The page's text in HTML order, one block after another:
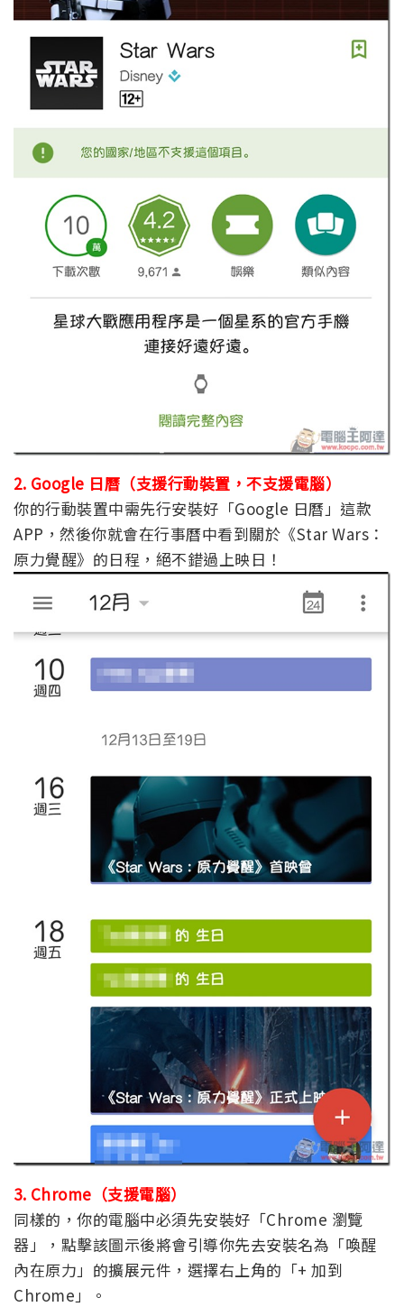
2. Google 日曆（支援行動裝置，不支援電腦）
你的行動裝置中需先行安裝好「Google 日曆」這款
APP，然後你就會在行事曆中看到關於《Star Wars：
原力覺醒》的日程，絕不錯過上映日！
3. Chrome（支援電腦）
同樣的，你的電腦中必須先安裝好「Chrome 瀏覽
器」，點擊該圖示後將會引導你先去安裝名為「喚醒
內在原力」的擴展元件，選擇右上角的「+ 加到
Chrome」。